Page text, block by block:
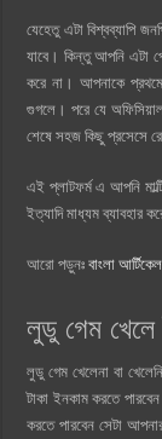
যেহেতু এটা বিশ্বব্যাপি
যাবে। কিন্তু আপনি এটা
করে না। আপনাকে
গুগলে। পরে যে
শেষে সহজ কিছু প্রসেসে
এই প্লাটফর্ম এ আপনি
ইত্যাদি মাধ্যম ব্যাবহার
আরো পড়ুনঃবাংলা
লুডু গেম
লুডু গেম খেলেনা বা
টাকা ইনকাম করতে
করতে পারবেন সেটা